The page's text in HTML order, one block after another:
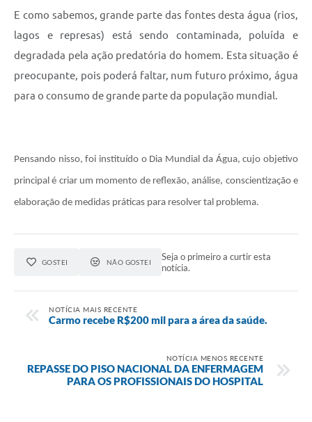
E como sabemos, grande parte das fontes desta água (rios,
lagos e represas) está sendo contaminada, poluída e
degradada pela ação predatória do homem. Esta situação é
preocupante, pois poderá faltar, num futuro próximo, água
para o consumo de grande parte da população mundial.
Pensando nisso, foi instituído o Dia Mundial da Água, cujo objetivo
principal é criar um momento de reflexão, análise, conscientização e
elaboração de medidas práticas para resolver tal problema.
GOSTEI NÃO GOSTEI
Seja o primeiro a curtir esta
notícia.
NOTÍCIA MAIS RECENTE
Carmo recebe R$200 mil para a área da saúde.
NOTÍCIA MENOS RECENTE
REPASSE DO PISO NACIONAL DA ENFERMAGEM
PARA OS PROFISSIONAIS DO HOSPITAL